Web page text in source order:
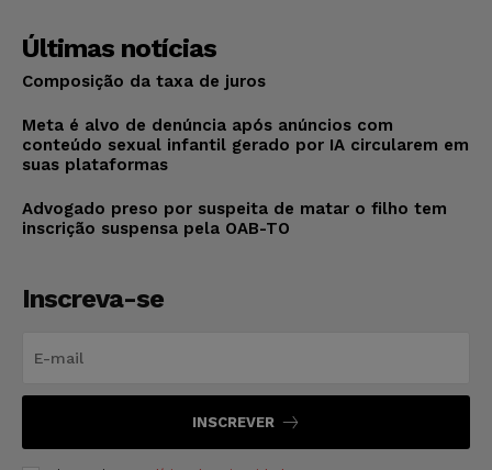
Últimas notícias
Composição da taxa de juros
Meta é alvo de denúncia após anúncios com
conteúdo sexual infantil gerado por IA circularem em
suas plataformas
Advogado preso por suspeita de matar o filho tem
inscrição suspensa pela OAB-TO
Inscreva-se
INSCREVER